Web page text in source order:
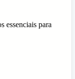
essenciais para